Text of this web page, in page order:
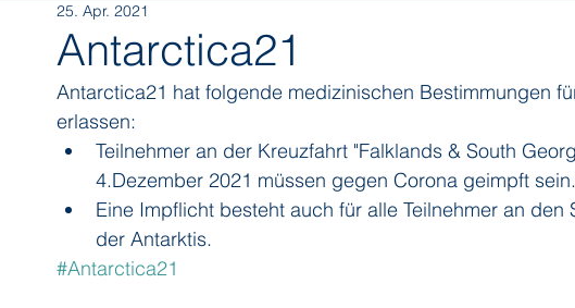
Antarctica21 Aurora Expeditions
HX Expeditions Paul
Poseidon Expeditions Regent Seven Seas Cruises Running on Waves
Sea Cloud Cruises SeaDream Yacht Club
Antarctica21
25. Apr. 2021
Antarctica21 hat folgende medizinischen Bestimmungen
erlassen:
Teilnehmer an der Kreuzfahrt "Falklands & South
4.Dezember 2021 müssen gegen Corona geimpft sein.
Eine Impflicht besteht auch für alle Teilnehmer an den
der Antarktis.
#Antarctica21